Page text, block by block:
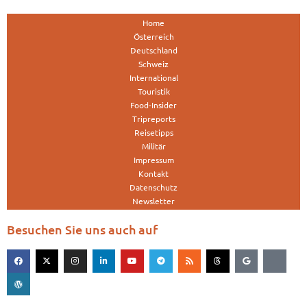
Home
Österreich
Deutschland
Schweiz
International
Touristik
Food-Insider
Tripreports
Reisetipps
Militär
Impressum
Kontakt
Datenschutz
Newsletter
Besuchen Sie uns auch auf